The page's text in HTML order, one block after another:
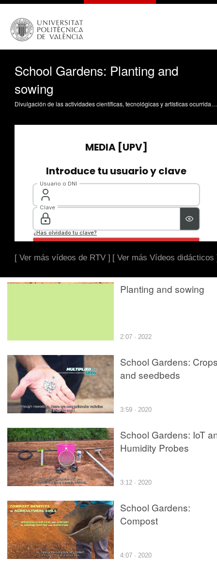
School Gardens: Planting and
sowing
Divulgación de las actividades científicas, tecnológicas y artísticas ocurridas en los tres campus de la UPV
[ Ver más vídeos de RTV ] [ Ver más Vídeos didácticos
Planting and sowing
2:07 · 2022
School Gardens:
and seedbeds
3:59 · 2020
School Gardens: IoT
Humidity Probes
3:12 · 2020
School Gardens:
Compost
4:07 · 2020